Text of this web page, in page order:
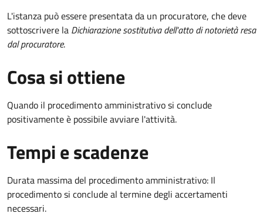
L'istanza può essere presentata da un procuratore, che deve
sottoscrivere la Dichiarazione sostitutiva dell'atto di notorietà resa
dal procuratore.
Cosa si ottiene
Quando il procedimento amministrativo si conclude
positivamente è possibile avviare l'attività.
Tempi e scadenze
Durata massima del procedimento amministrativo: Il
procedimento si conclude al termine degli accertamenti
necessari.